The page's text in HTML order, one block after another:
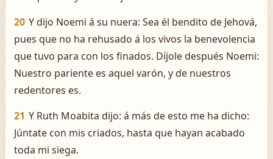
20 Y dijo Noemi á su nuera: Sea él bendito de Jehová,
pues que no ha rehusado á los vivos la benevolencia
que tuvo para con los finados. Díjole después Noemi:
Nuestro pariente es aquel varón, y de nuestros
redentores es.
21 Y Ruth Moabita dijo: á más de esto me ha dicho:
Júntate con mis criados, hasta que hayan acabado
toda mi siega.